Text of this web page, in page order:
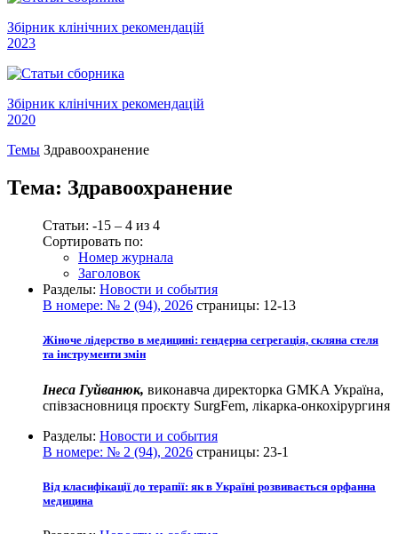
Збірник клінічних рекомендацій
2023
Збірник клінічних рекомендацій
2020
Темы Здравоохранение
Тема: Здравоохранение
Статьи: -15 – 4 из 4
Сортировать по:
Номер журнала
Заголовок
Разделы: Новости и события
В номере: № 2 (94), 2026 страницы: 12-13
Жіноче лідерство в медицині: гендерна сегрегація, скляна стеля
та інструменти змін
Інеса Гуйванюк, виконавча директорка GMKA Україна,
співзасновниця проєкту SurgFem, лікарка-онкохірургиня
Разделы: Новости и события
В номере: № 2 (94), 2026 страницы: 23-1
Від класифікації до терапії: як в Україні розвивається орфанна
медицина